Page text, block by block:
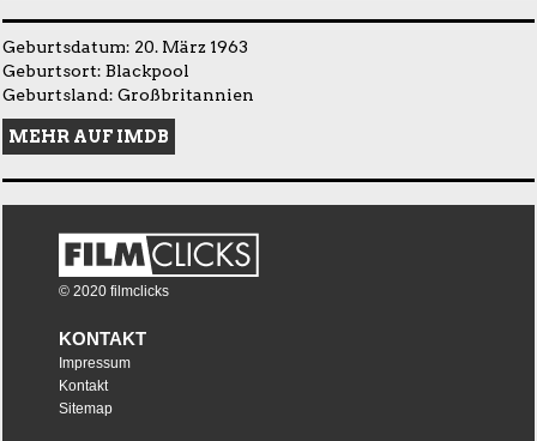
Geburtsdatum: 20. März 1963
Geburtsort: Blackpool
Geburtsland: Großbritannien
MEHR AUF IMDB
© 2020 filmclicks
KONTAKT
Impressum
Kontakt
Sitemap